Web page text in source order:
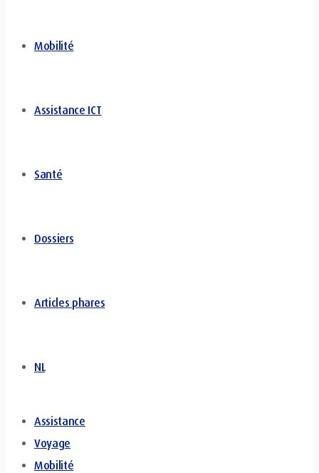
Mobilité
Assistance ICT
Santé
Dossiers
Articles phares
NL
Assistance
Voyage
Mobilité